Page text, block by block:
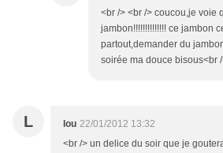
<br /> <br /> coucou,je voie
jambon!!!!!!!!!!!!!! ce jambon
partout,demander du
soirée ma douce bisous<br
L lou 22/01/2012 13:32
<br /> un delice du soir que je